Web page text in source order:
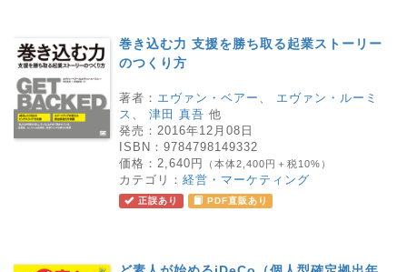
巻き込む力 支援を勝ち取る起業ストーリー
のつくり方
著者： エヴァン・ベアー
エヴァン・ルーミ
ス
津田 真吾 他
発売： 2016年12月08日
ISBN： 9784798149332
価格： 2,640円 （本体2,400円＋税10%）
カテゴリ： 経営・マーケティング
正誤あり PDF直販あり